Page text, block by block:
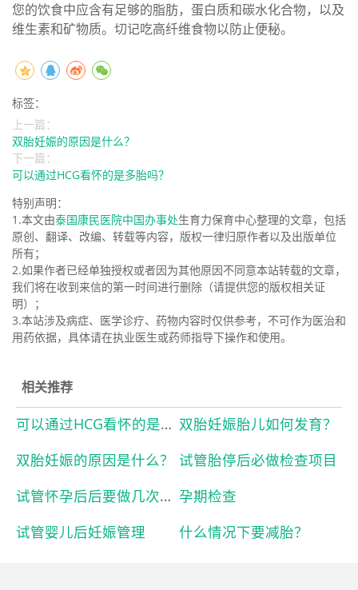
您的饮食中应含有足够的脂肪，蛋白质和碳水化合物，以及
维生素和矿物质。切记吃高纤维食物以防止便秘。
标签：
上一篇：
双胎妊娠的原因是什么？
下一篇：
可以通过HCG看怀的是多胎吗？
特别声明：
1.本文由泰国康民医院中国办事处生育力保育中心整理的文章，包括
原创、翻译、改编、转载等内容，版权一律归原作者以及出版单位
所有；
2.如果作者已经单独授权或者因为其他原因不同意本站转载的文章，
我们将在收到来信的第一时间进行删除（请提供您的版权相关证
明）；
3.本站涉及病症、医学诊疗、药物内容时仅供参考，不可作为医治和
用药依据，具体请在执业医生或药师指导下操作和使用。
相关推荐
可以通过HCG看怀的是多胎吗？ 双胎妊娠胎儿如何发育？
双胎妊娠的原因是什么？
试管胎停后必做检查项目
试管怀孕后后要做几次孕检？ 孕期检查
试管婴儿后妊娠管理
什么情况下要减胎？